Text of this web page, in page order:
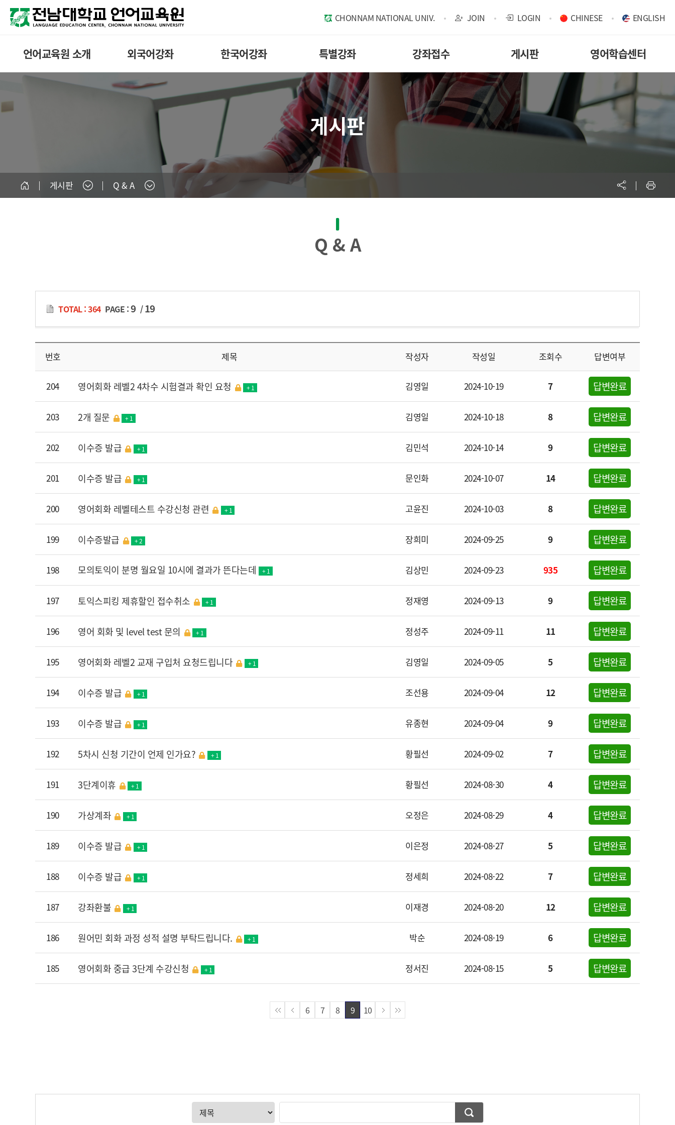
CHONNAM NATIONAL UNIV. JOIN LOGIN CHINESE ENGLISH
언어교육원 소개 외국어강좌 한국어강좌 특별강좌 강좌접수 게시판 영어학습센터
게시판 Q & A
게시판
Q & A
TOTAL : 364 PAGE :9 /19
번호 제목 작성자 작성일 조회수 답변여부
204 영어회화 레벨2 4차수 시험결과 확인 요청 + 1 김영일 2024-10-19 7 답변완료
203 2개 질문 + 1 김영일 2024-10-18 8 답변완료
202 이수증 발급 + 1 김민석 2024-10-14 9 답변완료
201 이수증 발급 + 1 문인화 2024-10-07 14 답변완료
200 영어회화 레벨테스트 수강신청 관련 + 1 고윤진 2024-10-03 8 답변완료
199 이수증발급 + 2 장희미 2024-09-25 9 답변완료
198 모의토익이 분명 월요일 10시에 결과가 뜬다는데 + 1 김상민 2024-09-23 935 답변완료
197 토익스피킹 제휴할인 접수취소 + 1 정재영 2024-09-13 9 답변완료
196 영어 회화 및 level test 문의 + 1 정성주 2024-09-11 11 답변완료
195 영어회화 레벨2 교재 구입처 요청드립니다 + 1 김영일 2024-09-05 5 답변완료
194 이수증 발급 + 1 조선용 2024-09-04 12 답변완료
193 이수증 발급 + 1 유종현 2024-09-04 9 답변완료
192 5차시 신청 기간이 언제 인가요? + 1 황필선 2024-09-02 7 답변완료
191 3단계이휴 + 1 황필선 2024-08-30 4 답변완료
190 가상계좌 + 1 오정은 2024-08-29 4 답변완료
189 이수증 발급 + 1 이은정 2024-08-27 5 답변완료
188 이수증 발급 + 1 정세희 2024-08-22 7 답변완료
187 강좌환불 + 1 이재경 2024-08-20 12 답변완료
186 원어민 회화 과정 성적 설명 부탁드립니다. + 1 박순 2024-08-19 6 답변완료
185 영어회화 중급 3단계 수강신청 + 1 정서진 2024-08-15 5 답변완료
6 7 8 9 10